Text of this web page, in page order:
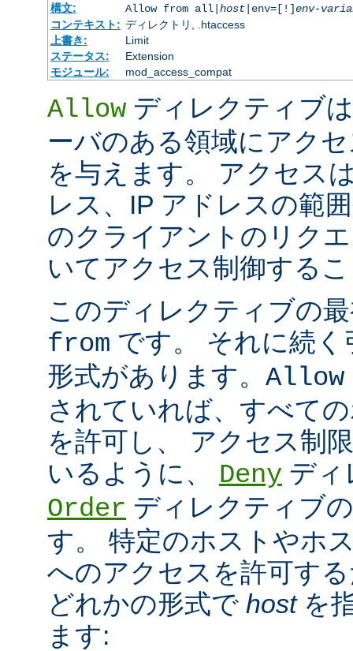
構文:
Allow from all| host|env=[!]env-
コンテキスト: ディレクトリ, .htaccess
上書き:
Limit
ステータス:
Extension
モジュール:
mod_access_compat
Allow ディレクティブ
ーバのある領域にアク
を与えます。 アクセス
レス、IP アドレスの範
のクライアントのリク
いてアクセス制御する
このディレクティブの
from です。 それに続
形式があります。
されていれば、すべて
を許可し、 アクセス制
いるように、 Deny ディ
Order ディレクティブ
す。 特定のホストやホ
へのアクセスを許可す
どれかの形式で hostを
ます: